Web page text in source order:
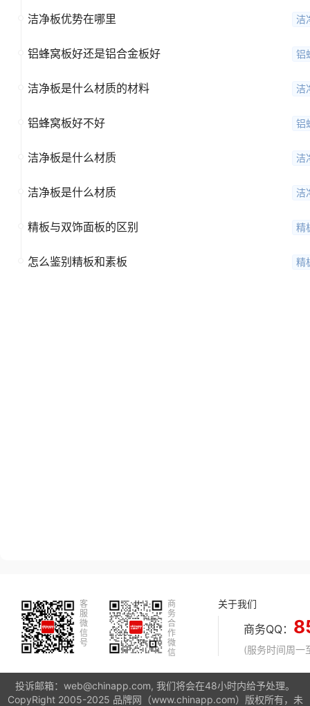
洁净板优势在哪里 洁
铝蜂窝板好还是铝合金板好 铝
洁净板是什么材质的材料 洁
铝蜂窝板好不好 铝
洁净板是什么材质 洁
洁净板是什么材质 洁
精板与双饰面板的区别 精
怎么鉴别精板和素板 精
客
服
微
信
号
商
务
合
作
微
信
关于我们
商务QQ：
(服务时间周
投诉邮箱：web@chinapp.com, 我们将会在48小时内给予处理。
CopyRight 2005-2025 品牌网（www.chinapp.com）版权所有，未